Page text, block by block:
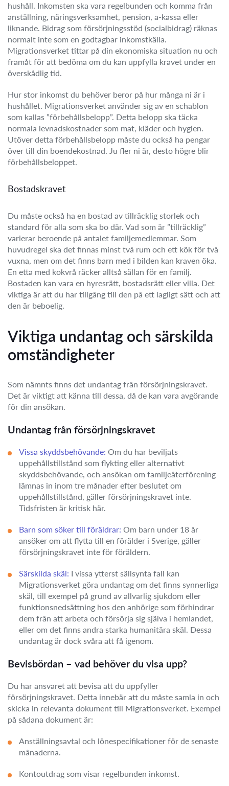
hushåll. Inkomsten ska vara regelbunden och komma från
anställning, näringsverksamhet, pension, a-kassa eller
liknande. Bidrag som försörjningsstöd (socialbidrag) räknas
normalt inte som en godtagbar inkomstkälla.
Migrationsverket tittar på din ekonomiska situation nu och
framåt för att bedöma om du kan uppfylla kravet under en
överskådlig tid.
Hur stor inkomst du behöver beror på hur många ni är i
hushållet. Migrationsverket använder sig av en schablon
som kallas ”förbehållsbelopp”. Detta belopp ska täcka
normala levnadskostnader som mat, kläder och hygien.
Utöver detta förbehållsbelopp måste du också ha pengar
över till din boendekostnad. Ju fler ni är, desto högre blir
förbehållsbeloppet.
Bostadskravet
Du måste också ha en bostad av tillräcklig storlek och
standard för alla som ska bo där. Vad som är ”tillräcklig”
varierar beroende på antalet familjemedlemmar. Som
huvudregel ska det finnas minst två rum och ett kök för två
vuxna, men om det finns barn med i bilden kan kraven öka.
En etta med kokvrå räcker alltså sällan för en familj.
Bostaden kan vara en hyresrätt, bostadsrätt eller villa. Det
viktiga är att du har tillgång till den på ett lagligt sätt och att
den är beboelig.
Viktiga undantag och särskilda
omständigheter
Som nämnts finns det undantag från försörjningskravet.
Det är viktigt att känna till dessa, då de kan vara avgörande
för din ansökan.
Undantag från försörjningskravet
Vissa skyddsbehövande: Om du har beviljats
uppehållstillstånd som flykting eller alternativt
skyddsbehövande, och ansökan om familjeåterförening
lämnas in inom tre månader efter beslutet om
uppehållstillstånd, gäller försörjningskravet inte.
Tidsfristen är kritisk här.
Barn som söker till föräldrar: Om barn under 18 år
ansöker om att flytta till en förälder i Sverige, gäller
försörjningskravet inte för föräldern.
Särskilda skäl: I vissa ytterst sällsynta fall kan
Migrationsverket göra undantag om det finns synnerliga
skäl, till exempel på grund av allvarlig sjukdom eller
funktionsnedsättning hos den anhörige som förhindrar
dem från att arbeta och försörja sig själva i hemlandet,
eller om det finns andra starka humanitära skäl. Dessa
undantag är dock svåra att få igenom.
Bevisbördan – vad behöver du visa upp?
Du har ansvaret att bevisa att du uppfyller
försörjningskravet. Detta innebär att du måste samla in och
skicka in relevanta dokument till Migrationsverket. Exempel
på sådana dokument är:
Anställningsavtal och lönespecifikationer för de senaste
månaderna.
Kontoutdrag som visar regelbunden inkomst.